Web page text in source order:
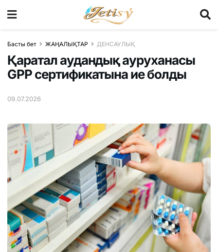
Басты бет ЖАҢАЛЫҚТАР ДЕНСАУЛЫҚ
Қаратал аудандық ауруханасы
GPP сертификатына ие болды
09.07.2026